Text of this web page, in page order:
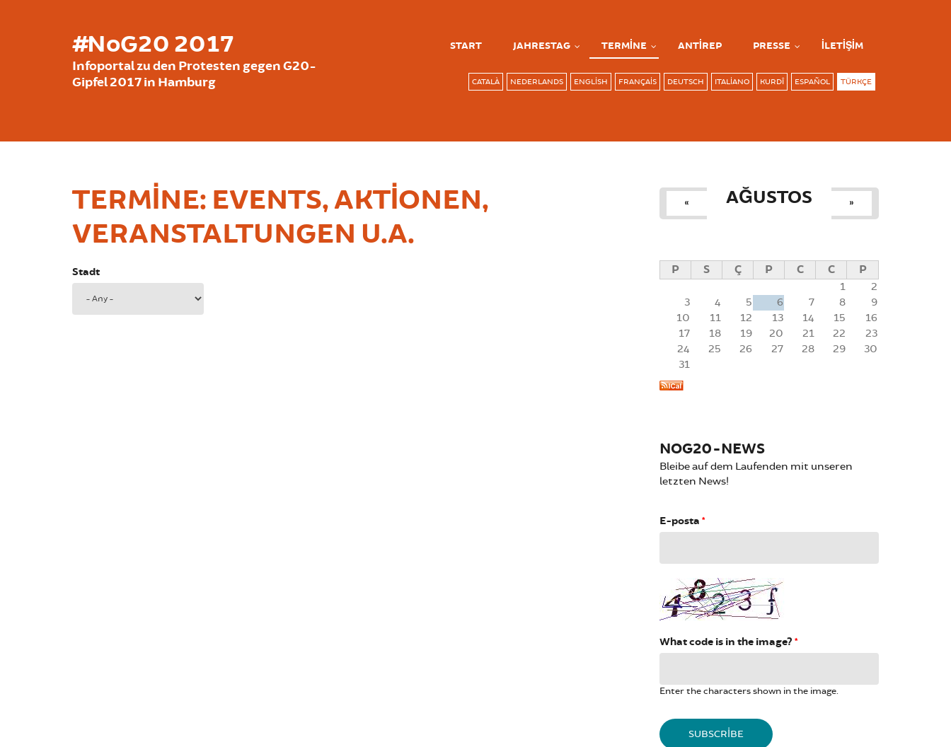
#NoG20 2017
Infoportal zu den Protesten gegen G20-
Gipfel 2017 in Hamburg
START JAHRESTAG TERMINE ANTIREP PRESSE İLETIŞIM
CATALÀ NEDERLANDS ENGLISH FRANÇAIS DEUTSCH ITALIANO KURDÎ ESPAÑOL TÜRKÇE
TERMINE: EVENTS, AKTIONEN,
VERANSTALTUNGEN U.A.
Stadt
AĞUSTOS
« »
P S Ç P C C P
1
2
3
4 5 6 7 8
9
10
11 12 13 14 15
16
17
18 19 20 21 22
23
24
25 26 27 28 29
30
31
NOG20-NEWS
Bleibe auf dem Laufenden mit unseren
letzten News!
E-posta *
What code is in the image? *
Enter the characters shown in the image.